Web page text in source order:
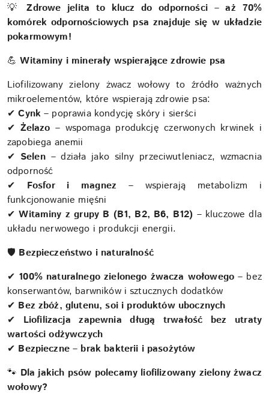
💡
Zdrowe jelita to klucz do odporności – aż 70%
komórek odpornościowych psa znajduje się w układzie
pokarmowym!
💪 Witaminy i minerały wspierające zdrowie psa
Liofilizowany zielony żwacz wołowy to źródło ważnych
mikroelementów, które wspierają zdrowie psa:
✔ Cynk – poprawia kondycję skóry i sierści
✔ Żelazo – wspomaga produkcję czerwonych krwinek i
zapobiega anemii
✔ Selen – działa jako silny przeciwutleniacz, wzmacnia
odporność
✔
Fosfor i magnez
– wspierają metabolizm i
funkcjonowanie mięśni
✔ Witaminy z grupy B (B1, B2, B6, B12) – kluczowe dla
układu nerwowego i produkcji energii.
🛡 Bezpieczeństwo i naturalność
✔ 100% naturalnego zielonego żwacza wołowego – bez
konserwantów, barwników i sztucznych dodatków
✔ Bez zbóż, glutenu, soi i produktów ubocznych
✔
Liofilizacja zapewnia długą trwałość bez utraty
wartości odżywczych
✔ Bezpieczne – brak bakterii i pasożytów
🐾 Dla jakich psów polecamy liofilizowany zielony żwacz
wołowy?